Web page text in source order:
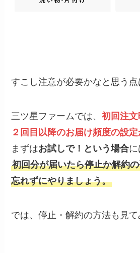
すこし注意が必要かなと思う点
三ツ星ファームでは、初回注文
２回目以降のお届け頻度の設
まずはお試しで！という場合に
初回分が届いたら停止か解約
忘れずにやりましょう。
では、停止・解約の方法も見て